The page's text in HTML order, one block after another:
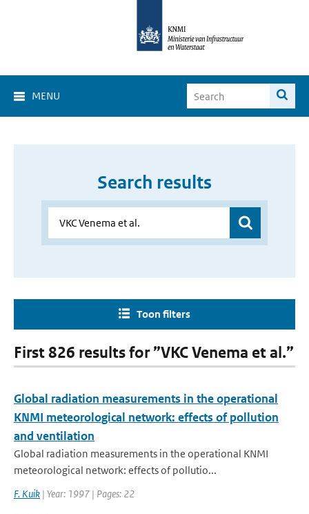
MENU
Search results
Toon filters
First 826 results for ”VKC Venema et al.”
Global radiation measurements in the operational
KNMI meteorological network: effects of pollution
and ventilation
Global radiation measurements in the operational KNMI
meteorological network: effects of pollutio...
F. Kuik | Year: 1997 | Pages: 22